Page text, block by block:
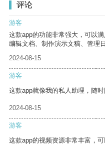
评论
游客
这款app的功能非常强大，可以
编辑文档、制作演示文稿、管理
2024-08-15
游客
这款app就像我的私人助理，随时
2024-08-15
游客
这款app的视频资源非常丰富，可